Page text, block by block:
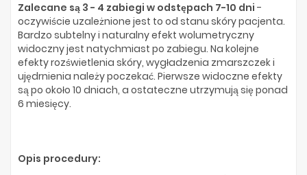
Zalecane są 3 - 4 zabiegi w odstępach 7-10 dni -
oczywiście uzależnione jest to od stanu skóry pacjenta.
Bardzo subtelny i naturalny efekt wolumetryczny
widoczny jest natychmiast po zabiegu. Na kolejne
efekty rozświetlenia skóry, wygładzenia zmarszczek i
ujędrnienia należy poczekać. Pierwsze widoczne efekty
są po około 10 dniach, a ostateczne utrzymują się ponad
6 miesięcy.
Opis procedury: